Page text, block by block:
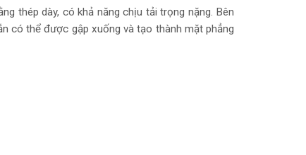
thép dày, có khả năng chịu tải trọng nặng. Bên
có thể được gập xuống và tạo thành mặt phẳng